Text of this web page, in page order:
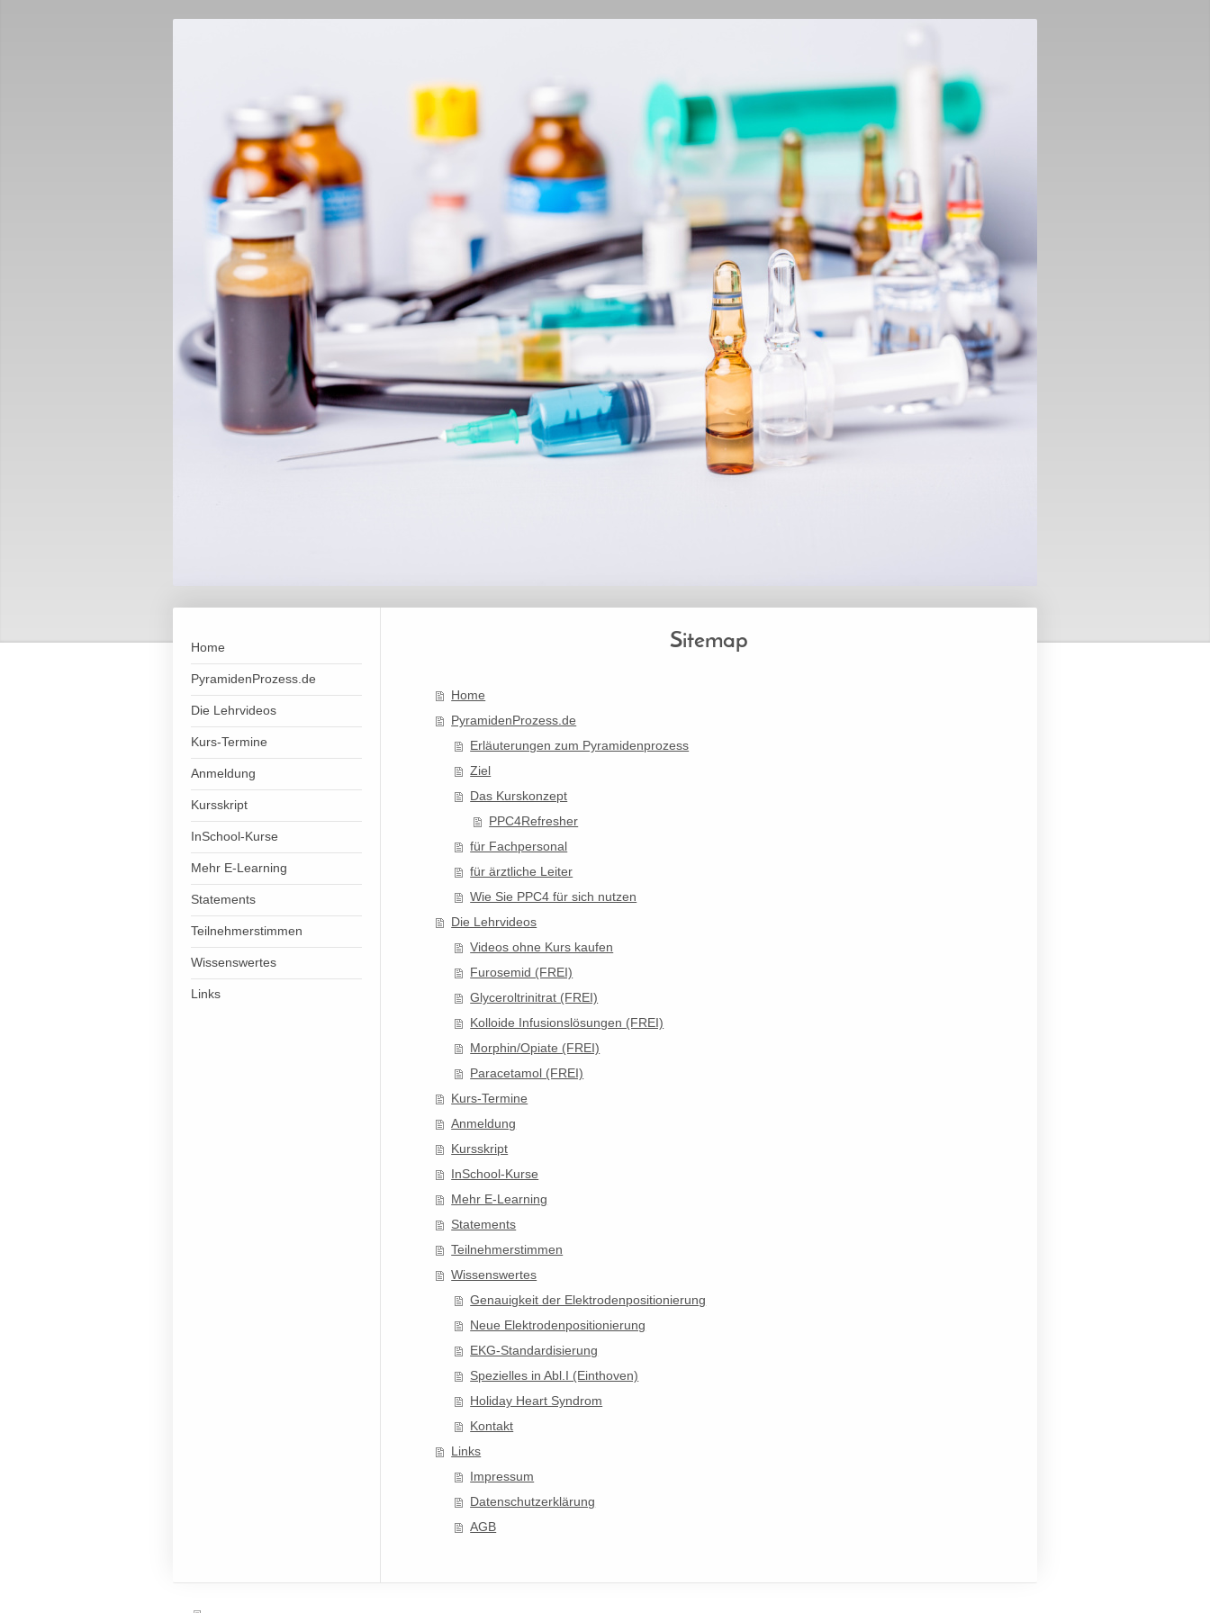
Home
PyramidenProzess.de
Die Lehrvideos
Kurs-Termine
Anmeldung
Kursskript
InSchool-Kurse
Mehr E-Learning
Statements
Teilnehmerstimmen
Wissenswertes
Links
Sitemap
Home
PyramidenProzess.de
Erläuterungen zum Pyramidenprozess
Ziel
Das Kurskonzept
PPC4Refresher
für Fachpersonal
für ärztliche Leiter
Wie Sie PPC4 für sich nutzen
Die Lehrvideos
Videos ohne Kurs kaufen
Furosemid (FREI)
Glyceroltrinitrat (FREI)
Kolloide Infusionslösungen (FREI)
Morphin/Opiate (FREI)
Paracetamol (FREI)
Kurs-Termine
Anmeldung
Kursskript
InSchool-Kurse
Mehr E-Learning
Statements
Teilnehmerstimmen
Wissenswertes
Genauigkeit der Elektrodenpositionierung
Neue Elektrodenpositionierung
EKG-Standardisierung
Spezielles in Abl.I (Einthoven)
Holiday Heart Syndrom
Kontakt
Links
Impressum
Datenschutzerklärung
AGB